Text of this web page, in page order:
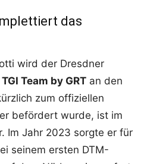
das
wird der Dresdner
TGI Team by GRT an den
zum offiziellen
befördert wurde, ist im
Im Jahr 2023 sorgte er für
seinem ersten DTM-